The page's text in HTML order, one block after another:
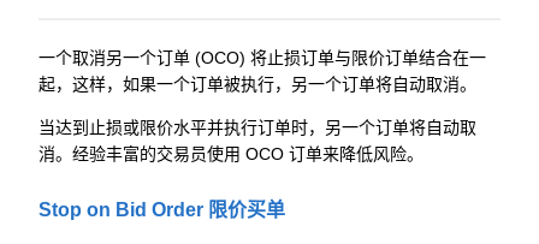
一个取消另一个订单 (OCO) 将止损订单与限价订单结合在一
起，这样，如果一个订单被执行，另一个订单将自动取消。
当达到止损或限价水平并执行订单时，另一个订单将自动取
消。经验丰富的交易员使用 OCO 订单来降低风险。
Stop on Bid Order 限价买单